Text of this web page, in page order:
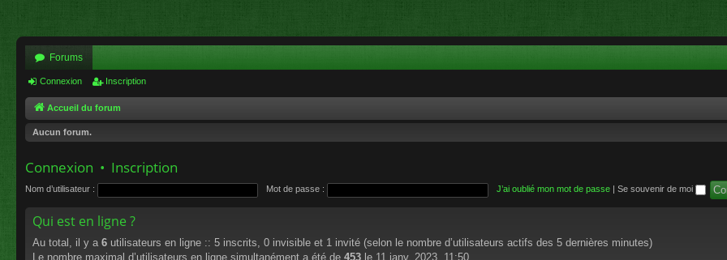
Forums
Connexion Inscription
Accueil du forum
Aucun forum.
Connexion • Inscription
Nom d’utilisateur : Mot de passe : J’ai oublié mon mot de passe Se souvenir de moi
Qui est en ligne ?
Au total, il y a 6 utilisateurs en ligne :: 5 inscrits, 0 invisible et 1 invité (selon le nombre d’utilisateurs actifs des 5 dernières minutes)
Le nombre maximal d’utilisateurs en ligne simultanément a été de 453 le 11 janv. 2023, 11:50